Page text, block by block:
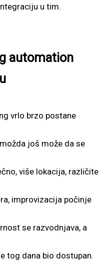
u tim.
automation
vrlo brzo postane
još može da se
više lokacija, različite
improvizacija počinje
se razvodnjava, a
tog dana bio dostupan.